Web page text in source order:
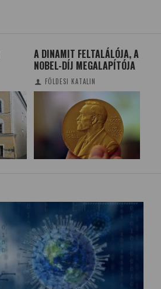
A DINAMIT FELTALÁLÓJA, A
NOBEL-DÍJ MEGALAPÍTÓJA
FÖLDESI KATALIN